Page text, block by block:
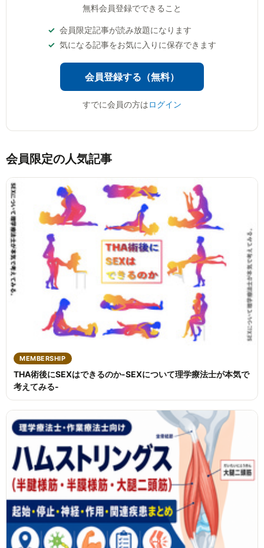
無料会員登録でできること
会員限定記事が読み放題になります
気になる記事をお気に入りに保存できます
会員登録する（無料）
すでに会員の方はログイン
会員限定の人気記事
MEMBERSHIP
THA術後にSEXはできるのか-SEXについて理学療法士が本気で
考えてみる-